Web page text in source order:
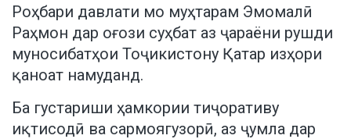
Роҳбари давлати мо муҳтарам Эмомалӣ
Раҳмон дар оғози суҳбат аз ҷараёни рушди
муносибатҳои Тоҷикистону Қатар изҳори
қаноат намуданд.
Ба густариши ҳамкории тиҷоративу
иқтисодӣ ва сармоягузорӣ, аз ҷумла дар